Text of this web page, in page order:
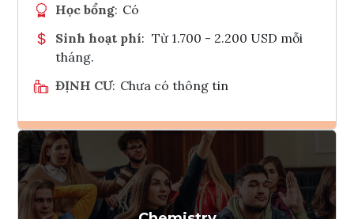
Học bổng: Có
Sinh hoạt phí: Từ 1.700 - 2.200 USD mỗi
tháng.
ĐỊNH CƯ: Chưa có thông tin
Ghi danh
Tham vấn Interlink